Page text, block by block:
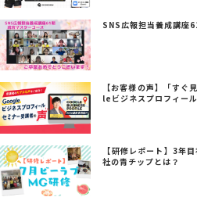
SNS広報担当養成講座
【お客様の声】「すぐ
leビジネスプロフィー
【研修レポート】3年
社の青チップとは？